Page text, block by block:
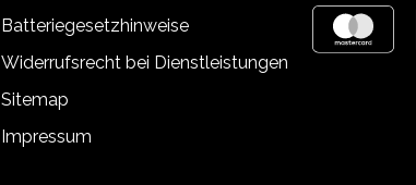
Batteriegesetzhinweise
Widerrufsrecht bei Dienstleistungen
Sitemap
Impressum